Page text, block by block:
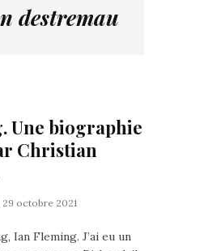
destremau
Une biographie
Christian
29 octobre 2021
Ian Fleming. J’ai eu un